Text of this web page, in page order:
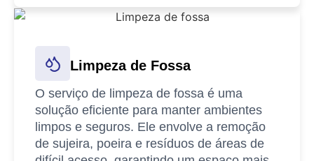
Limpeza de Fossa
O serviço de limpeza de fossa é uma
solução eficiente para manter ambientes
limpos e seguros. Ele envolve a remoção
de sujeira, poeira e resíduos de áreas de